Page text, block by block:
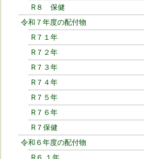
R８ 保健
令和７年度の配付物
R７１年
R７２年
R７３年
R７４年
R７５年
R７６年
R７保健
令和６年度の配付物